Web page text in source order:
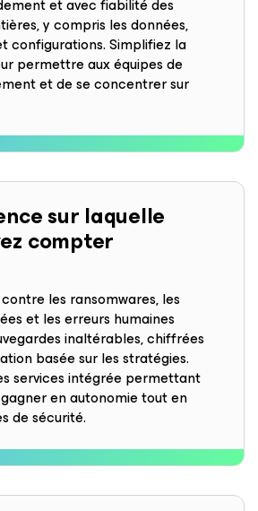
et avec fiabilité des
y compris les données,
configurations. Simplifiez la
permettre aux équipes de
et de se concentrer sur
sur laquelle
compter
les ransomwares, les
et les erreurs humaines
inaltérables, chiffrées
basée sur les stratégies.
services intégrée permettant
en autonomie tout en
de sécurité.